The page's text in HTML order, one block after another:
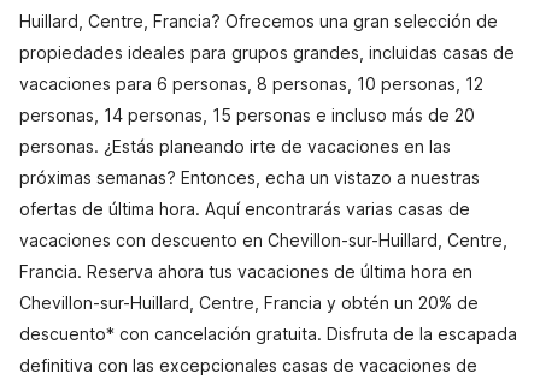
Huillard, Centre, Francia? Ofrecemos una gran selección de
propiedades ideales para grupos grandes, incluidas casas de
vacaciones para 6 personas, 8 personas, 10 personas, 12
personas, 14 personas, 15 personas e incluso más de 20
personas. ¿Estás planeando irte de vacaciones en las
próximas semanas? Entonces, echa un vistazo a nuestras
ofertas de última hora. Aquí encontrarás varias casas de
vacaciones con descuento en Chevillon-sur-Huillard, Centre,
Francia. Reserva ahora tus vacaciones de última hora en
Chevillon-sur-Huillard, Centre, Francia y obtén un 20% de
descuento* con cancelación gratuita. Disfruta de la escapada
definitiva con las excepcionales casas de vacaciones de